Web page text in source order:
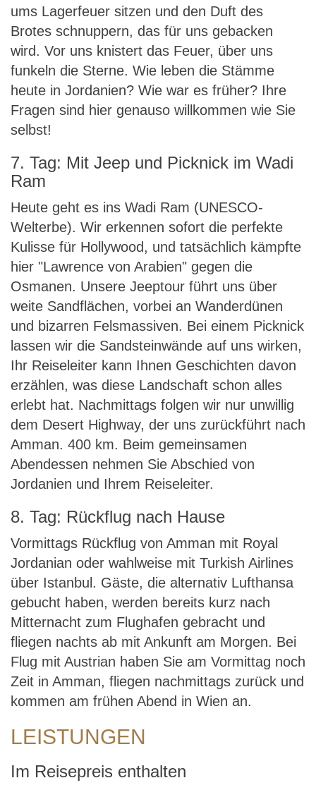
ums Lagerfeuer sitzen und den Duft des
Brotes schnuppern, das für uns gebacken
wird. Vor uns knistert das Feuer, über uns
funkeln die Sterne. Wie leben die Stämme
heute in Jordanien? Wie war es früher? Ihre
Fragen sind hier genauso willkommen wie Sie
selbst!
7. Tag: Mit Jeep und Picknick im Wadi
Ram
Heute geht es ins Wadi Ram (UNESCO-
Welterbe). Wir erkennen sofort die perfekte
Kulisse für Hollywood, und tatsächlich kämpfte
hier "Lawrence von Arabien" gegen die
Osmanen. Unsere Jeeptour führt uns über
weite Sandflächen, vorbei an Wanderdünen
und bizarren Felsmassiven. Bei einem Picknick
lassen wir die Sandsteinwände auf uns wirken,
Ihr Reiseleiter kann Ihnen Geschichten davon
erzählen, was diese Landschaft schon alles
erlebt hat. Nachmittags folgen wir nur unwillig
dem Desert Highway, der uns zurückführt nach
Amman. 400 km. Beim gemeinsamen
Abendessen nehmen Sie Abschied von
Jordanien und Ihrem Reiseleiter.
8. Tag: Rückflug nach Hause
Vormittags Rückflug von Amman mit Royal
Jordanian oder wahlweise mit Turkish Airlines
über Istanbul. Gäste, die alternativ Lufthansa
gebucht haben, werden bereits kurz nach
Mitternacht zum Flughafen gebracht und
fliegen nachts ab mit Ankunft am Morgen. Bei
Flug mit Austrian haben Sie am Vormittag noch
Zeit in Amman, fliegen nachmittags zurück und
kommen am frühen Abend in Wien an.
LEISTUNGEN
Im Reisepreis enthalten